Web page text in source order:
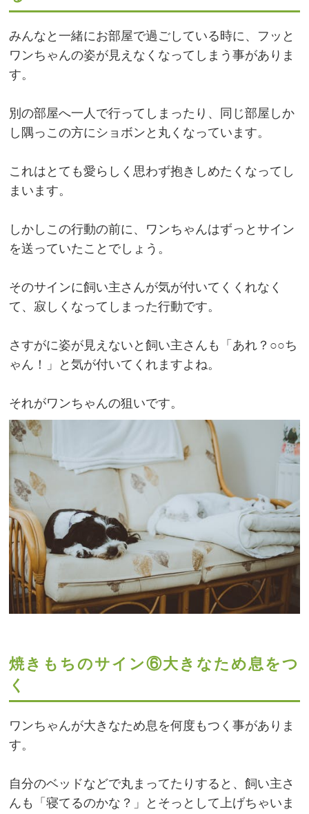
みんなと一緒にお部屋で過ごしている時に、フッと
ワンちゃんの姿が見えなくなってしまう事がありま
す。
別の部屋へ一人で行ってしまったり、同じ部屋しか
し隅っこの方にショボンと丸くなっています。
これはとても愛らしく思わず抱きしめたくなってし
まいます。
しかしこの行動の前に、ワンちゃんはずっとサイン
を送っていたことでしょう。
そのサインに飼い主さんが気が付いてくくれなく
て、寂しくなってしまった行動です。
さすがに姿が見えないと飼い主さんも「あれ？○○ち
ゃん！」と気が付いてくれますよね。
それがワンちゃんの狙いです。
焼きもちのサイン⑥大きなため息をつ
く
ワンちゃんが大きなため息を何度もつく事がありま
す。
自分のベッドなどで丸まってたりすると、飼い主さ
んも「寝てるのかな？」とそっとして上げちゃいま